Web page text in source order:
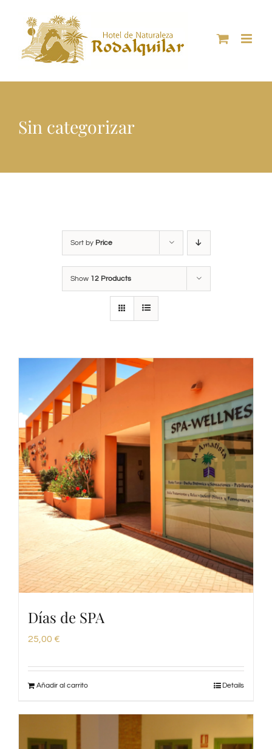
content
Sin categorizar
Sort by Price
Show 12 Products
Días de SPA
25,00 €
Añadir al carrito Details